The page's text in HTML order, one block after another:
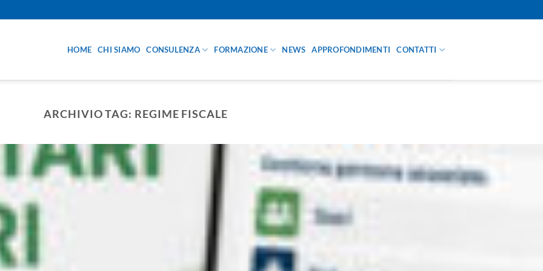
HOME CHI SIAMO CONSULENZA FORMAZIONE NEWS APPROFONDIMENTI CONTATTI
ARCHIVIO TAG: REGIME FISCALE